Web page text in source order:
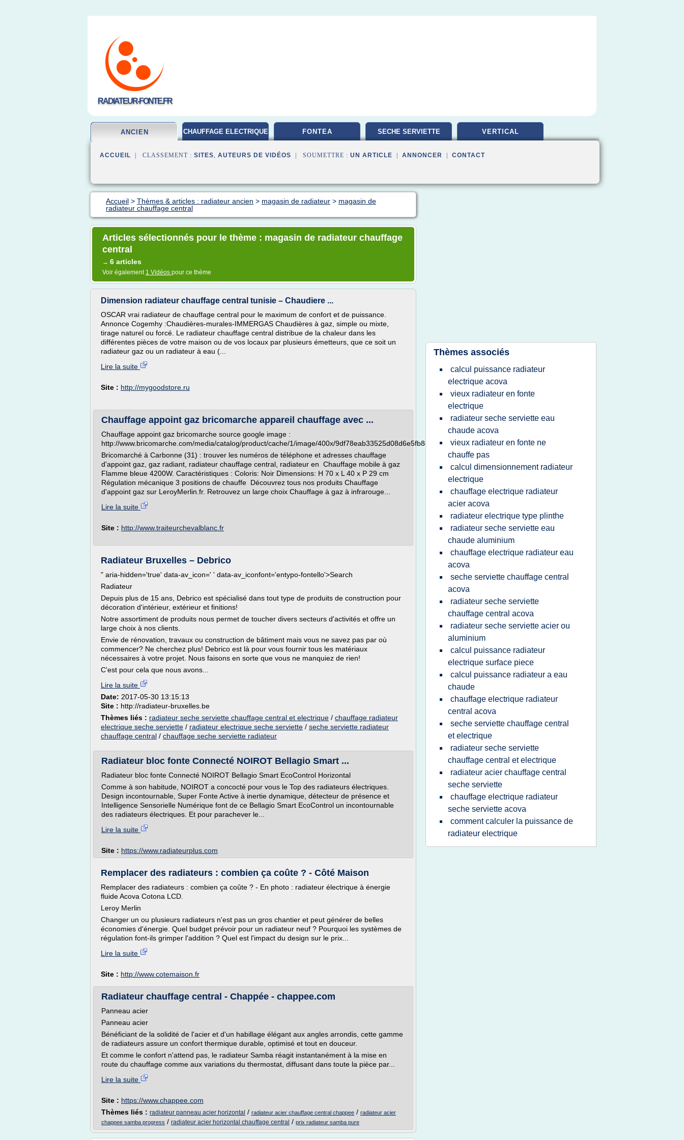
RADIATEUR-FONTE.FR
ANCIEN CHAUFFAGE ELECTRIQUE FONTEA SECHE SERVIETTE VERTICAL
ACCUEIL | CLASSEMENT : SITES, AUTEURS DE VIDÉOS | SOUMETTRE : UN ARTICLE ANNONCER CONTACT
Accueil > Thèmes & articles : radiateur ancien > magasin de radiateur > magasin de
radiateur chauffage central
Articles sélectionnés pour le thème : magasin de radiateur chauffage
central
→ 6 articles
Voir également 1 Vidéos pour ce thème
Dimension radiateur chauffage central tunisie – Chaudiere ...
OSCAR vrai radiateur de chauffage central pour le maximum de confort et de puissance.
Annonce Cogemhy :Chaudières-murales-IMMERGAS Chaudières à gaz, simple ou mixte,
tirage naturel ou forcé. Le radiateur chauffage central distribue de la chaleur dans les
différentes pièces de votre maison ou de vos locaux par plusieurs émetteurs, que ce soit un
radiateur gaz ou un radiateur à eau (...
Lire la suite
Site : http://mygoodstore.ru
Chauffage appoint gaz bricomarche appareil chauffage avec ...
Chauffage appoint gaz bricomarche source google image :
http://www.bricomarche.com/media/catalog/product/cache/1/image/400x/9df78eab33525d08d6e5fb8d27136e95/3/1/3126469000003.jpg
Bricomarché à Carbonne (31) : trouver les numéros de téléphone et adresses chauffage
d'appoint gaz, gaz radiant, radiateur chauffage central, radiateur en Chauffage mobile à gaz
Flamme bleue 4200W. Caractéristiques : Coloris: Noir Dimensions: H 70 x L 40 x P 29 cm
Régulation mécanique 3 positions de chauffe Découvrez tous nos produits Chauffage
d'appoint gaz sur LeroyMerlin.fr. Retrouvez un large choix Chauffage à gaz à infrarouge...
Lire la suite
Site : http://www.traiteurchevalblanc.fr
Radiateur Bruxelles – Debrico
" aria-hidden='true' data-av_icon=' ' data-av_iconfont='entypo-fontello'>Search
Radiateur
Depuis plus de 15 ans, Debrico est spécialisé dans tout type de produits de construction pour
décoration d'intérieur, extérieur et finitions!
Notre assortiment de produits nous permet de toucher divers secteurs d'activités et offre un
large choix à nos clients.
Envie de rénovation, travaux ou construction de bâtiment mais vous ne savez pas par où
commencer? Ne cherchez plus! Debrico est là pour vous fournir tous les matériaux
nécessaires à votre projet. Nous faisons en sorte que vous ne manquiez de rien!
C'est pour cela que nous avons...
Lire la suite
Date: 2017-05-30 13:15:13
Site : http://radiateur-bruxelles.be
Thèmes liés : radiateur seche serviette chauffage central et electrique / chauffage radiateur
electrique seche serviette / radiateur electrique seche serviette / seche serviette radiateur
chauffage central / chauffage seche serviette radiateur
Radiateur bloc fonte Connecté NOIROT Bellagio Smart ...
Radiateur bloc fonte Connecté NOIROT Bellagio Smart EcoControl Horizontal
Comme à son habitude, NOIROT a concocté pour vous le Top des radiateurs électriques.
Design incontournable, Super Fonte Active à inertie dynamique, détecteur de présence et
Intelligence Sensorielle Numérique font de ce Bellagio Smart EcoControl un incontournable
des radiateurs électriques. Et pour parachever le...
Lire la suite
Site : https://www.radiateurplus.com
Remplacer des radiateurs : combien ça coûte ? - Côté Maison
Remplacer des radiateurs : combien ça coûte ? - En photo : radiateur électrique à énergie
fluide Acova Cotona LCD.
Leroy Merlin
Changer un ou plusieurs radiateurs n'est pas un gros chantier et peut générer de belles
économies d'énergie. Quel budget prévoir pour un radiateur neuf ? Pourquoi les systèmes de
régulation font-ils grimper l'addition ? Quel est l'impact du design sur le prix...
Lire la suite
Site : http://www.cotemaison.fr
Radiateur chauffage central - Chappée - chappee.com
Panneau acier
Panneau acier
Bénéficiant de la solidité de l'acier et d'un habillage élégant aux angles arrondis, cette gamme
de radiateurs assure un confort thermique durable, optimisé et tout en douceur.
Et comme le confort n'attend pas, le radiateur Samba réagit instantanément à la mise en
route du chauffage comme aux variations du thermostat, diffusant dans toute la pièce par...
Lire la suite
Site : https://www.chappee.com
Thèmes liés : radiateur panneau acier horizontal / radiateur acier chauffage central chappee / radiateur acier
chappee samba progress / radiateur acier horizontal chauffage central / prix radiateur samba pure
Thèmes associés
calcul puissance radiateur
electrique acova
vieux radiateur en fonte
electrique
radiateur seche serviette eau
chaude acova
vieux radiateur en fonte ne
chauffe pas
calcul dimensionnement radiateur
electrique
chauffage electrique radiateur
acier acova
radiateur electrique type plinthe
radiateur seche serviette eau
chaude aluminium
chauffage electrique radiateur eau
acova
seche serviette chauffage central
acova
radiateur seche serviette
chauffage central acova
radiateur seche serviette acier ou
aluminium
calcul puissance radiateur
electrique surface piece
calcul puissance radiateur a eau
chaude
chauffage electrique radiateur
central acova
seche serviette chauffage central
et electrique
radiateur seche serviette
chauffage central et electrique
radiateur acier chauffage central
seche serviette
chauffage electrique radiateur
seche serviette acova
comment calculer la puissance de
radiateur electrique